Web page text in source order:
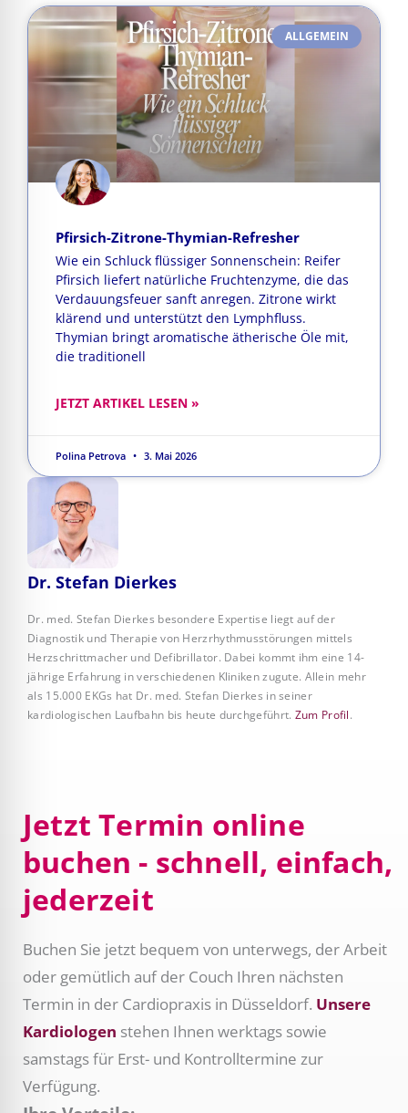
Dr. Stefan Dierkes
Dr. med. Stefan Dierkes besondere Expertise liegt auf der
Diagnostik und Therapie von Herzrhythmusstörungen mittels
Herzschrittmacher und Defibrillator. Dabei kommt ihm eine 14-
jährige Erfahrung in verschiedenen Kliniken zugute. Allein mehr
als 15.000 EKGs hat Dr. med. Stefan Dierkes in seiner
kardiologischen Laufbahn bis heute durchgeführt. Zum Profil.
ALLGEMEIN
Pfirsich-Zitrone-Thymian-Refresher
Wie ein Schluck flüssiger Sonnenschein: Reifer
Pfirsich liefert natürliche Fruchtenzyme, die das
Verdauungsfeuer sanft anregen. Zitrone wirkt
klärend und unterstützt den Lymphfluss.
Thymian bringt aromatische ätherische Öle mit,
die traditionell
JETZT ARTIKEL LESEN »
Polina Petrova 3. Mai 2026
Jetzt Termin online
buchen - schnell, einfach,
jederzeit
Buchen Sie jetzt bequem von unterwegs, der Arbeit
oder gemütlich auf der Couch Ihren nächsten
Termin in der Cardiopraxis in Düsseldorf. Unsere
Kardiologen stehen Ihnen werktags sowie
samstags für Erst- und Kontrolltermine zur
Verfügung.